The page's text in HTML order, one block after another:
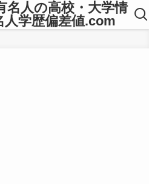
名人の高校・大学情
人学歴偏差値.com